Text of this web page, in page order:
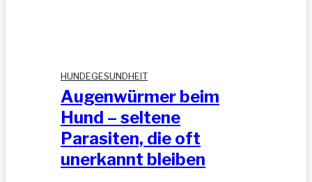
HUNDEGESUNDHEIT
Augenwürmer beim
Hund – seltene
Parasiten, die oft
unerkannt bleiben